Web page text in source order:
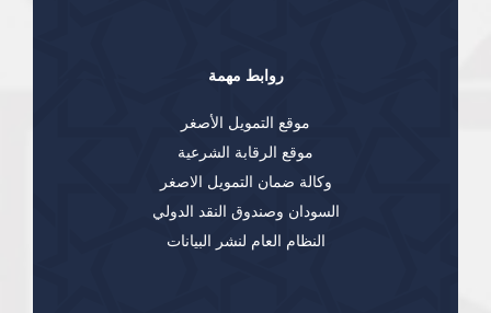
روابط مهمة
موقع التمويل الأصغر
موقع الرقابة الشرعية
وكالة ضمان التمويل الاصغر
السودان وصندوق النقد الدولي
النظام العام لنشر البيانات